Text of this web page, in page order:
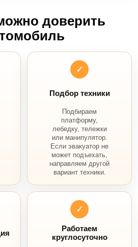
доверить
✓
Подбор техники
Подбираем
платформу,
лебедку, тележки
или манипулятор.
Если эвакуатор не
может подъехать,
направляем другой
вариант техники.
✓
Работаем
круглосуточно